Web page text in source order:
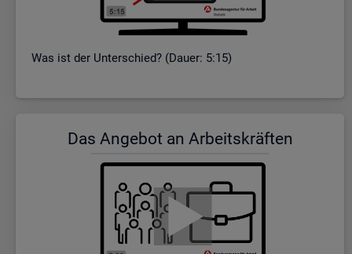
Was ist der Un­ter­schied? (Dauer: 5:15)
Das An­ge­bot an Ar­beits­kräf­ten